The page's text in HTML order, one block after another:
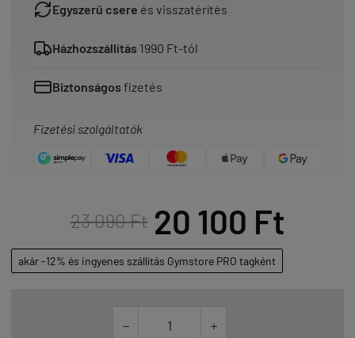
Egyszerű csere és visszatérítés
Házhozszállítás 1990 Ft-tól
Biztonságosfizetés
Fizetési szolgáltatók
23 090 Ft 20 100 Ft
akár -12% és ingyenes szállítás Gymstore PRO tagként
 